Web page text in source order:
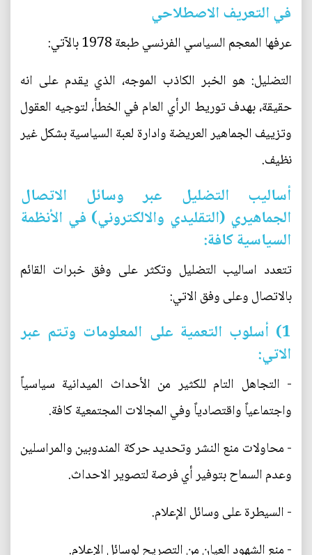
في التعريف الاصطلاحي
عرفها المعجم السياسي الفرنسي طبعة 1978 بالآتي:
التضليل: هو الخبر الكاذب الموجه، الذي يقدم على انه
حقيقة، بهدف توريط الرأي العام في الخطأ، لتوجيه العقول
وتزييف الجماهير العريضة وادارة لعبة السياسية بشكل غير
نظيف.
أساليب التضليل عبر وسائل الاتصال
الجماهيري (التقليدي والالكتروني) في الأنظمة
السياسية كافة:
تتعدد اساليب التضليل وتكثر على وفق خبرات القائم
بالاتصال وعلى وفق الاتي:
1) أسلوب التعمية على المعلومات وتتم عبر
الاتي:
- التجاهل التام للكثير من الأحداث الميدانية سياسياً
واجتماعياً واقتصادياً وفي المجالات المجتمعية كافة.
- محاولات منع النشر وتحديد حركة المندوبين والمراسلين
وعدم السماح بتوفير أي فرصة لتصوير الاحداث.
- السيطرة على وسائل الإعلام.